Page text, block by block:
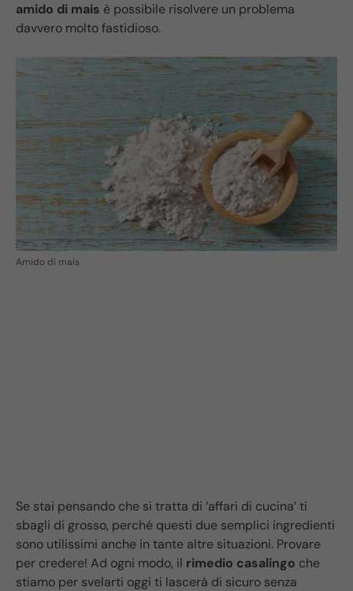
amido di mais è possibile risolvere un problema
davvero molto fastidioso.
Amido di mais
Se stai pensando che si tratta di ‘affari di cucina’ ti
sbagli di grosso, perché questi due semplici ingredienti
sono utilissimi anche in tante altre situazioni. Provare
per credere! Ad ogni modo, il rimedio casalingo che
stiamo per svelarti oggi ti lascerà di sicuro senza